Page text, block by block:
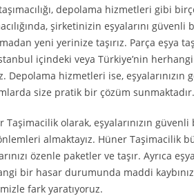
depolama hizmetleri gibi
şirketinizin eşyalarını
yeni yerinize taşırız. Parça eşya
içindeki veya Türkiye’nin
Depolama hizmetleri ise,
size pratik bir çözüm sunmaktadır.
Taşimacilik olarak, eşyalarınızın
almaktayız. Hüner Taşimacilik
özenle paketler ve taşır. Ayrıca
bir hasar durumunda maddi
fark yaratıyoruz.